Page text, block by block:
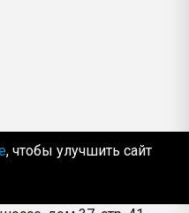
, чтобы улучшить сайт